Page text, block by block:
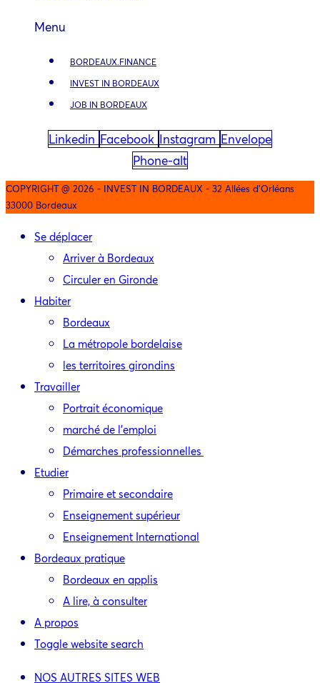
Menu
BORDEAUX.FINANCE
INVEST IN BORDEAUX
JOB IN BORDEAUX
Linkedin Facebook Instagram Envelope
Phone-alt
COPYRIGHT @ 2026 - INVEST IN BORDEAUX - 32 Allées d'Orléans
33000 Bordeaux
Se déplacer
Arriver à Bordeaux
Circuler en Gironde
Habiter
Bordeaux
La métropole bordelaise
les territoires girondins
Travailler
Portrait économique
marché de l’emploi
Démarches professionnelles
Etudier
Primaire et secondaire
Enseignement supérieur
Enseignement International
Bordeaux pratique
Bordeaux en applis
A lire, à consulter
A propos
Toggle website search
NOS AUTRES SITES WEB